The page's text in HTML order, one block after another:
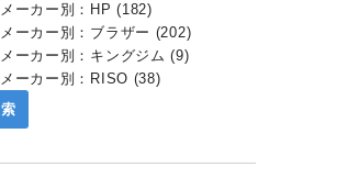
メーカー別：HP (182)
メーカー別：ブラザー (202)
メーカー別：キングジム (9)
メーカー別：RISO (38)